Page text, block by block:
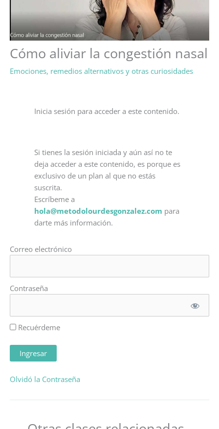
Cómo aliviar la congestión nasal
Emociones, remedios alternativos y otras curiosidades
Inicia sesión para acceder a este contenido.
Si tienes la sesión iniciada y aún así no te
deja acceder a este contenido, es porque es
exclusivo de un plan al que no estás
suscrita.
Escríbeme a
hola@metodolourdesgonzalez.com para
darte más información.
Correo electrónico
Contraseña
Recuérdeme
Olvidó la Contraseña